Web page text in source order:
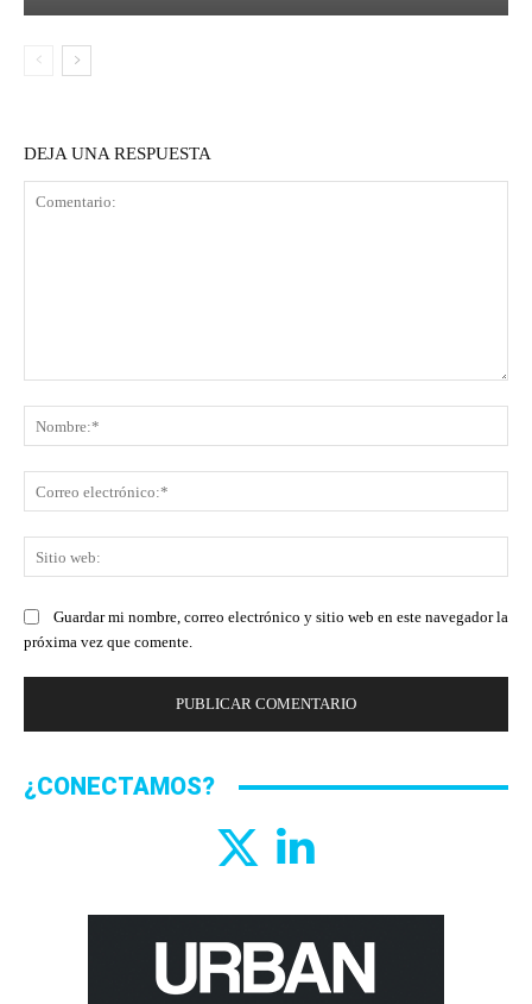
DEJA UNA RESPUESTA
Guardar mi nombre, correo electrónico y sitio web en este navegador la
próxima vez que comente.
¿CONECTAMOS?